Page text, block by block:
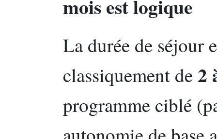
mois est logique
La durée de séjour
classiquement de2
programme ciblé